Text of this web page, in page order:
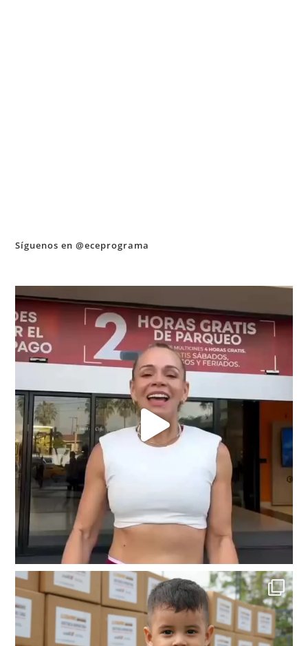
Síguenos en @eceprograma